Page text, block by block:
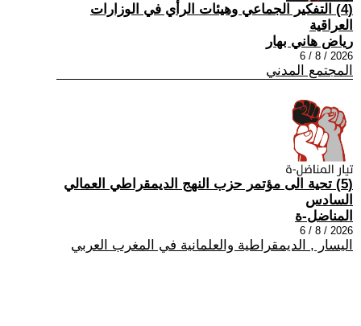
(4) التفكير الجماعي وهيئات الرأي في الوزارات
العراقية
رياض هاني بهار
2026 / 8 / 6
المجتمع المدني
(5) تحية الى مؤتمر حزب النهج الديمقراطي العمالي
السادس
المناضل-ة
2026 / 8 / 6
اليسار , الديمقراطية والعلمانية في المغرب العربي